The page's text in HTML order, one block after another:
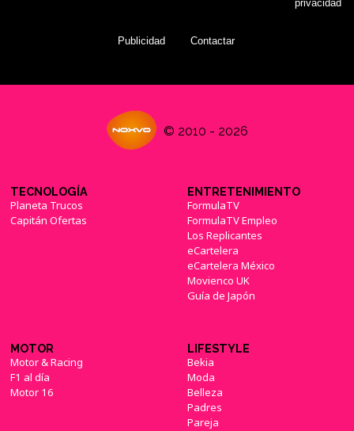
privacidad
Publicidad Contactar
© 2010 - 2026
TECNOLOGÍA
Planeta Trucos
Capitán Ofertas
ENTRETENIMIENTO
FormulaTV
FormulaTV Empleo
Los Replicantes
eCartelera
eCartelera México
Movienco UK
Guía de Japón
MOTOR
Motor & Racing
F1 al día
Motor 16
LIFESTYLE
Bekia
Moda
Belleza
Padres
Pareja